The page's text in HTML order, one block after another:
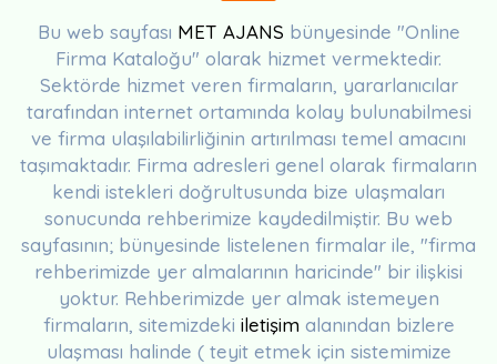
Bu web sayfası MET AJANS bünyesinde "Online
Firma Kataloğu" olarak hizmet vermektedir.
Sektörde hizmet veren firmaların, yararlanıcılar
tarafından internet ortamında kolay bulunabilmesi
ve firma ulaşılabilirliğinin artırılması temel amacını
taşımaktadır. Firma adresleri genel olarak firmaların
kendi istekleri doğrultusunda bize ulaşmaları
sonucunda rehberimize kaydedilmiştir. Bu web
sayfasının; bünyesinde listelenen firmalar ile, "firma
rehberimizde yer almalarının haricinde" bir ilişkisi
yoktur. Rehberimizde yer almak istemeyen
firmaların, sitemizdeki iletişim alanından bizlere
ulaşması halinde ( teyit etmek için sistemimize